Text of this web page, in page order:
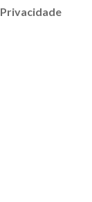
Privacidade